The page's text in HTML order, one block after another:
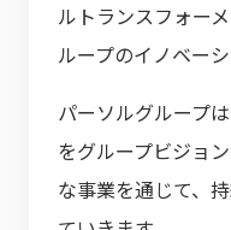
ルトランスフォー
ループのイノベー
パーソルグループ
をグループビジョ
な事業を通じて、